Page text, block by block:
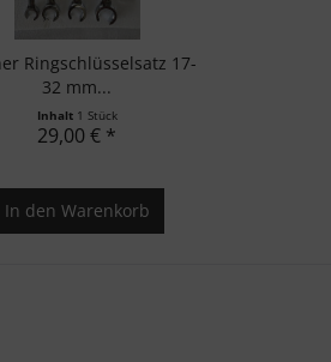
Ringschlüsselsatz 17-
32 mm...
Inhalt 1 Stück
29,00 € *
In den Warenkorb